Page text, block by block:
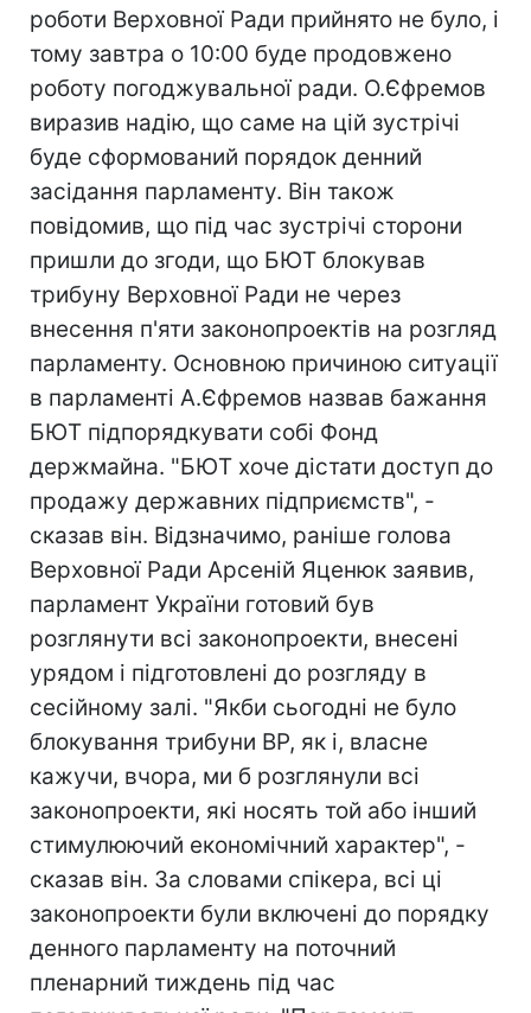
роботи Верховної Ради прийнято не було, і
тому завтра о 10:00 буде продовжено
роботу погоджувальної ради. О.Єфремов
виразив надію, що саме на цій зустрічі
буде сформований порядок денний
засідання парламенту. Він також
повідомив, що під час зустрічі сторони
пришли до згоди, що БЮТ блокував
трибуну Верховної Ради не через
внесення п'яти законопроектів на розгляд
парламенту. Основною причиною ситуації
в парламенті А.Єфремов назвав бажання
БЮТ підпорядкувати собі Фонд
держмайна. "БЮТ хоче дістати доступ до
продажу державних підприємств", -
сказав він. Відзначимо, раніше голова
Верховної Ради Арсеній Яценюк заявив,
парламент України готовий був
розглянути всі законопроекти, внесені
урядом і підготовлені до розгляду в
сесійному залі. "Якби сьогодні не було
блокування трибуни ВР, як і, власне
кажучи, вчора, ми б розглянули всі
законопроекти, які носять той або інший
стимулюючий економічний характер", -
сказав він. За словами спікера, всі ці
законопроекти були включені до порядку
денного парламенту на поточний
пленарний тиждень під час